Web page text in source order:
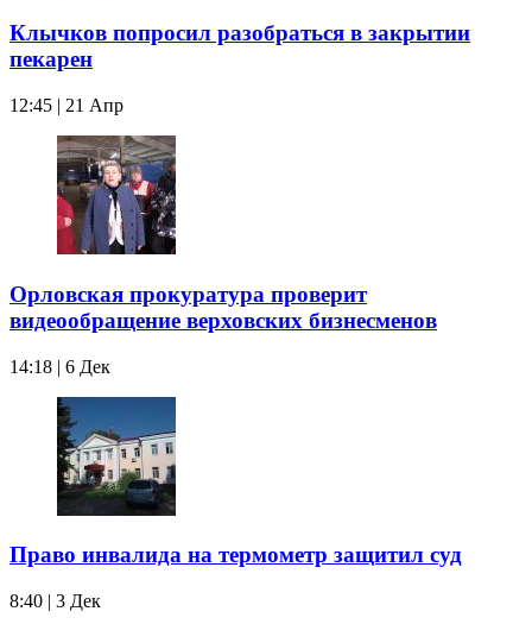
Клычков попросил разобраться в закрытии
пекарен
12:45 | 21 Апр
Орловская прокуратура проверит
видеообращение верховских бизнесменов
14:18 | 6 Дек
Право инвалида на термометр защитил суд
8:40 | 3 Дек